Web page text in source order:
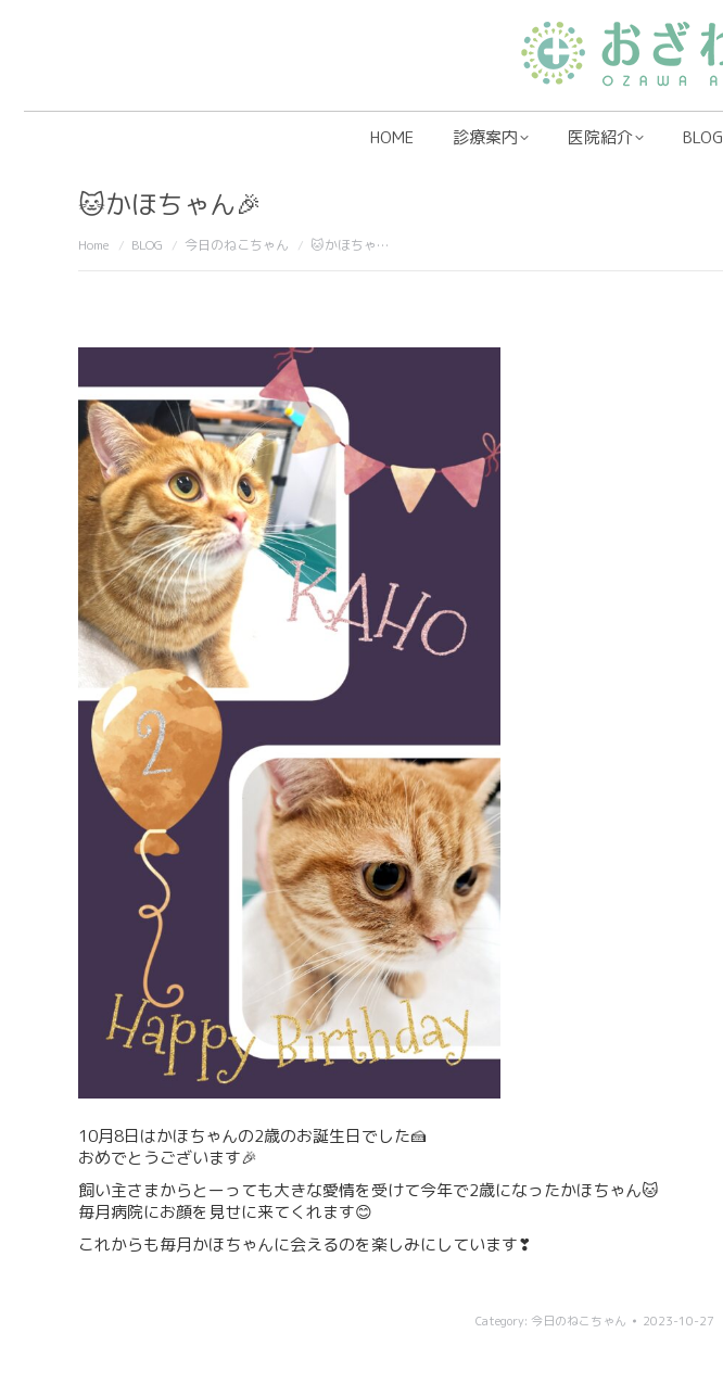
HOME 診療案内 医院紹介 BLOG
🐱かほちゃん🎉
You are here:
Home BLOG 今日のねこちゃん 🐱かほちゃ…
10月8日はかほちゃんの2歳のお誕生日でした🍰
おめでとうございます🎉
飼い主さまからとーっても大きな愛情を受けて今年で2歳になったかほちゃん🐱
毎月病院にお顔を見せに来てくれます😊
これからも毎月かほちゃんに会えるのを楽しみにしています❣
Category: 今日のねこちゃん 2023-10-27